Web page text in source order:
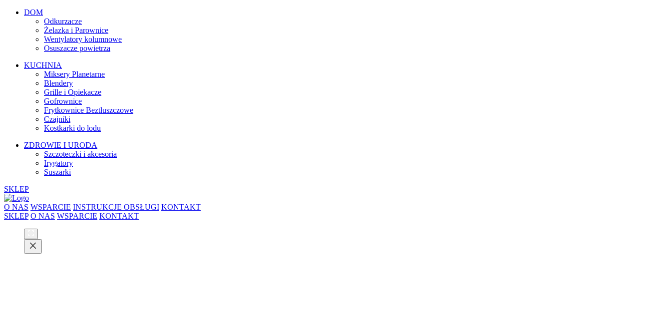
DOM
Odkurzacze
Żelazka i Parownice
Wentylatory kolumnowe
Osuszacze powietrza
KUCHNIA
Miksery Planetarne
Blendery
Grille i Opiekacze
Gofrownice
Frytkownice Beztłuszczowe
Czajniki
Kostkarki do lodu
ZDROWIE I URODA
Szczoteczki i akcesoria
Irygatory
Suszarki
SKLEP
O NAS WSPARCIE INSTRUKCJE OBSŁUGI KONTAKT
SKLEP O NAS WSPARCIE KONTAKT